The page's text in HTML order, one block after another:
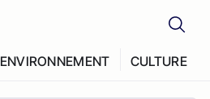
ENVIRONNEMENT CULTURE